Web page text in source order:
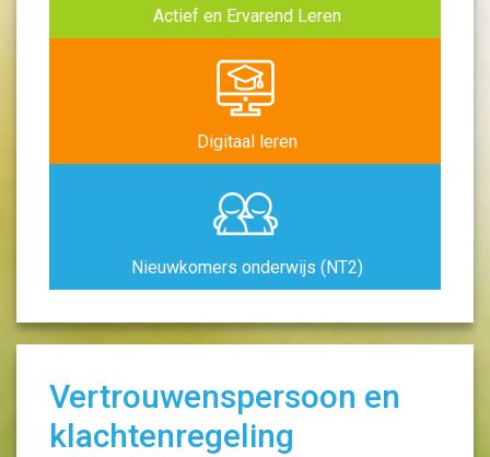
Actief en Ervarend Leren
Digitaal leren
Nieuwkomers onderwijs (NT2)
Vertrouwenspersoon en
klachtenregeling